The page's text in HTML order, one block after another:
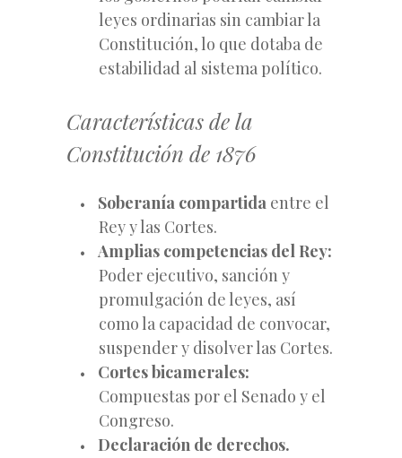
leyes ordinarias sin cambiar la
Constitución, lo que dotaba de
estabilidad al sistema político.
Características de la
Constitución de 1876
Soberanía compartida entre el
Rey y las Cortes.
Amplias competencias del Rey:
Poder ejecutivo, sanción y
promulgación de leyes, así
como la capacidad de convocar,
suspender y disolver las Cortes.
Cortes bicamerales:
Compuestas por el Senado y el
Congreso.
Declaración de derechos.